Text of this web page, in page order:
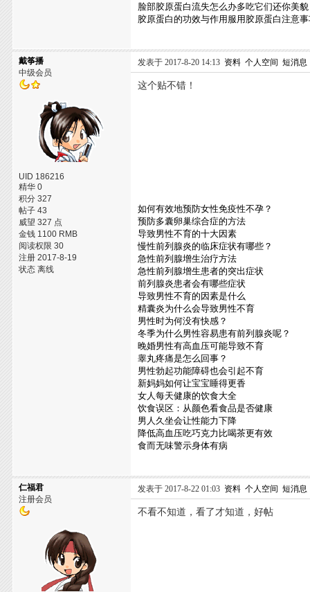
脸部胶原蛋白流失怎么办多吃它们还你美貌
胶原蛋白的功效与作用服用胶原蛋白注意
戴筝播
中级会员
UID 186216
精华 0
积分 327
帖子 43
威望 327 点
金钱 1100 RMB
阅读权限 30
注册 2017-8-19
状态 离线
发表于 2017-8-20 14:13 资料 个人空间 短消息
这个贴不错！
如何有效地预防女性免疫性不孕？
预防多囊卵巢综合症的方法
导致男性不育的十大因素
慢性前列腺炎的临床症状有哪些？
急性前列腺增生治疗方法
急性前列腺增生患者的突出症状
前列腺炎患者会有哪些症状
导致男性不育的因素是什么
精囊炎为什么会导致男性不育
男性时为何没有快感？
冬季为什么男性容易患有前列腺炎呢？
晚婚男性有高血压可能导致不育
睾丸疼痛是怎么回事？
男性勃起功能障碍也会引起不育
新妈妈如何让宝宝睡得更香
女人每天健康的饮食大全
饮食误区：从颜色看食品是否健康
男人久坐会让性能力下降
降低高血压吃巧克力比喝茶更有效
食而无味警示身体有病
仁福君
注册会员
发表于 2017-8-22 01:03 资料 个人空间 短消息
不看不知道，看了才知道，好帖